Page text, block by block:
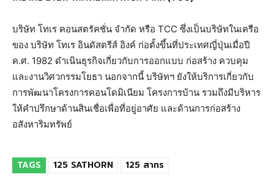
บริษัท โทเร คอนสตรัคชั่น จำกัด หรือ TCC ซึ่งเป็นบริษัทในเครือ
ของ บริษัท โทเร อินดัสตรีส์ อิงค์ ก่อตั้งขึ้นที่ประเทศญี่ปุ่นเมื่อปี
ค.ศ. 1982 ดำเนินธุรกิจเกี่ยวกับการออกแบบ ก่อสร้าง ควบคุม
และงานวิศวกรรมโยธา นอกจากนี้ บริษัทฯ ยังให้บริการเกี่ยวกับ
การพัฒนาโครงการคอนโดมิเนียม โครงการบ้าน รวมถึงมีบริหาร
ให้คำปรึกษาด้านสินเชื่อเพื่อที่อยู่อาศัย และด้านการก่อสร้าง
อสังหาริมทรัพย์
TAGS 125 SATHORN 125 สาทร